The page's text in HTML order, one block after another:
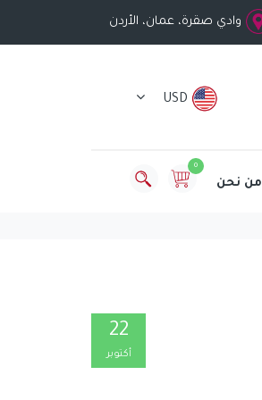
وادي صقرة، عمان، الأردن
USD
0
من نحن
22
أكتوبر